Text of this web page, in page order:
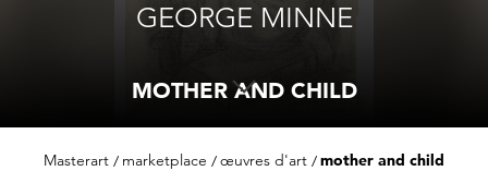
GEORGE MINNE
MOTHER AND CHILD
Masterart marketplace œuvres d'art mother and child